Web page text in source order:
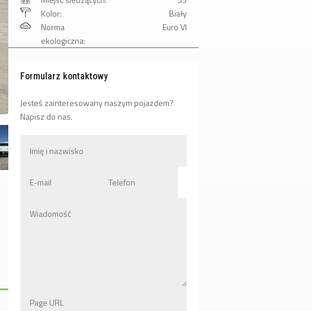
Kolor:
Biały
Norma
ekologiczna:
Euro VI
Formularz kontaktowy
Jesteś zainteresowany naszym pojazdem?
Napisz do nas.